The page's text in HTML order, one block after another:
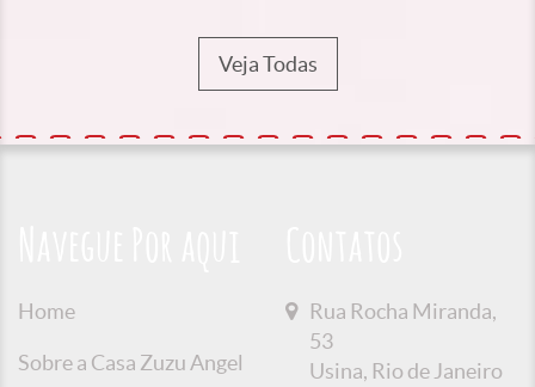
Veja Todas
Home
Sobre a Casa Zuzu Angel
Rua Rocha Miranda,
53
Usina, Rio de Janeiro